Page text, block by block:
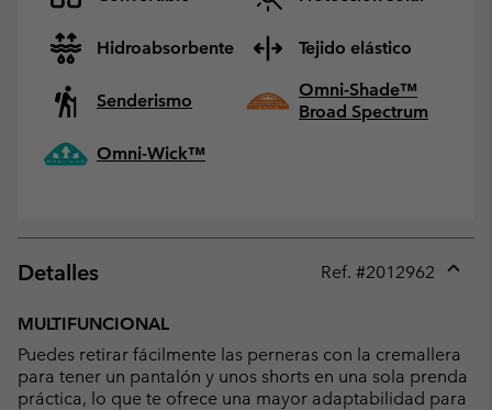
Hidroabsorbente Tejido elástico
Senderismo
Omni-Shade™
Broad Spectrum
Omni-Wick™
Detalles Ref. #2012962
MULTIFUNCIONAL
Puedes retirar fácilmente las perneras con la cremallera
para tener un pantalón y unos shorts en una sola prenda
práctica, lo que te ofrece una mayor adaptabilidad para